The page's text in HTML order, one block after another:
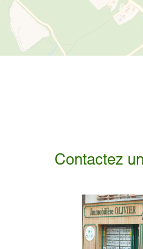
Contactez